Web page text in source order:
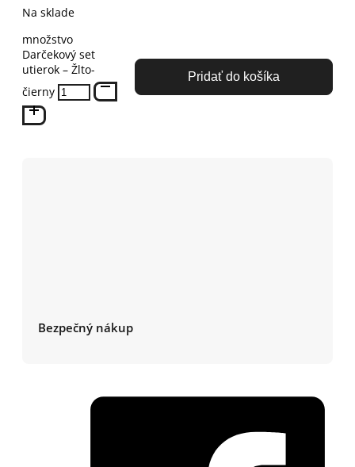
Na sklade
množstvo
Darčekový set
utierok – Žlto-
čierny
Pridať do košíka
Bezpečný nákup